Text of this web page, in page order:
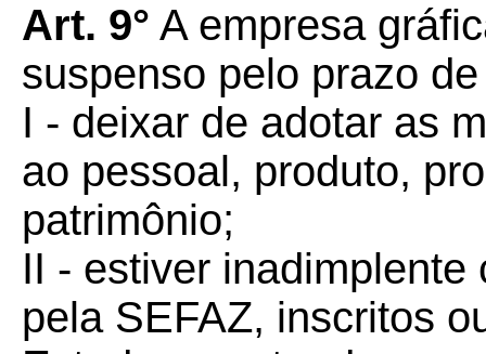
Art. 9° A empresa
suspenso pelo prazo
I - deixar de adotar as
ao pessoal, produto,
patrimônio;
II - estiver
pela SEFAZ, inscritos